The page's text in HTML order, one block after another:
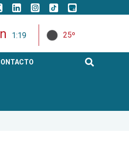
1:19 25º